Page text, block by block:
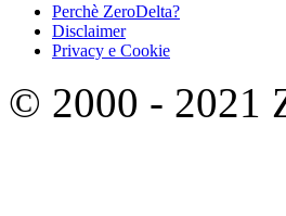
Perchè ZeroDelta?
Disclaimer
Privacy e Cookie
© 2000 - 2021